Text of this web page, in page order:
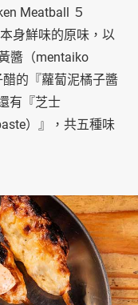
Meatball ５
身鮮味的原味，以
醬（mentaiko
的『蘿蔔泥橘子醬
有『芝士
）』，共五種味